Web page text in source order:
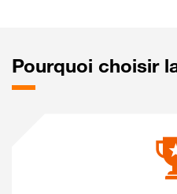
Pourquoi choisir